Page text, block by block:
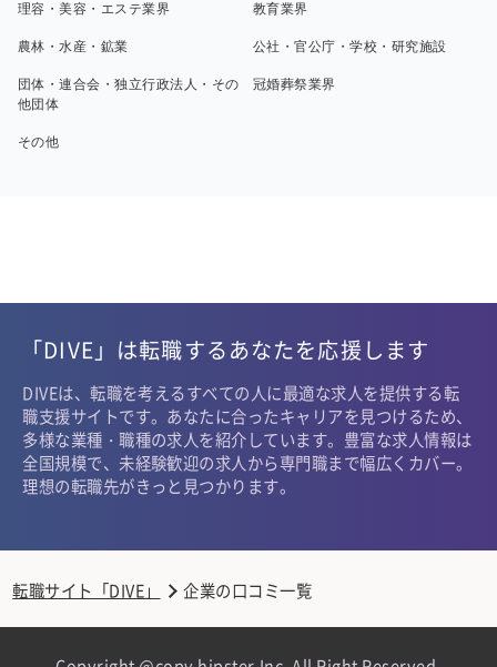
理容・美容・エステ業界 教育業界
農林・水産・鉱業 公社・官公庁・学校・研究施設
団体・連合会・独立行政法人・その
他団体
冠婚葬祭業界
その他
「DIVE」は転職するあなたを応援します
DIVEは、転職を考えるすべての人に最適な求人を提供する転
職支援サイトです。あなたに合ったキャリアを見つけるため、
多様な業種・職種の求人を紹介しています。豊富な求人情報は
全国規模で、未経験歓迎の求人から専門職まで幅広くカバー。
理想の転職先がきっと見つかります。
転職サイト「DIVE」 企業の口コミ一覧